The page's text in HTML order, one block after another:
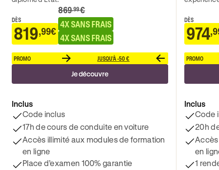
DÈS
819,99€
869 .99€
4X SANS FRAIS
4X SANS FRAIS
PROMO JUSQU'À -50 €
Je découvre
Inclus
Code inclus
17h de cours de conduite en voiture
Accès illimité aux modules de formation
en ligne
Place d’examen 100% garantie
DÈS
974
PROMO
Inclus
Code
20h
en
1